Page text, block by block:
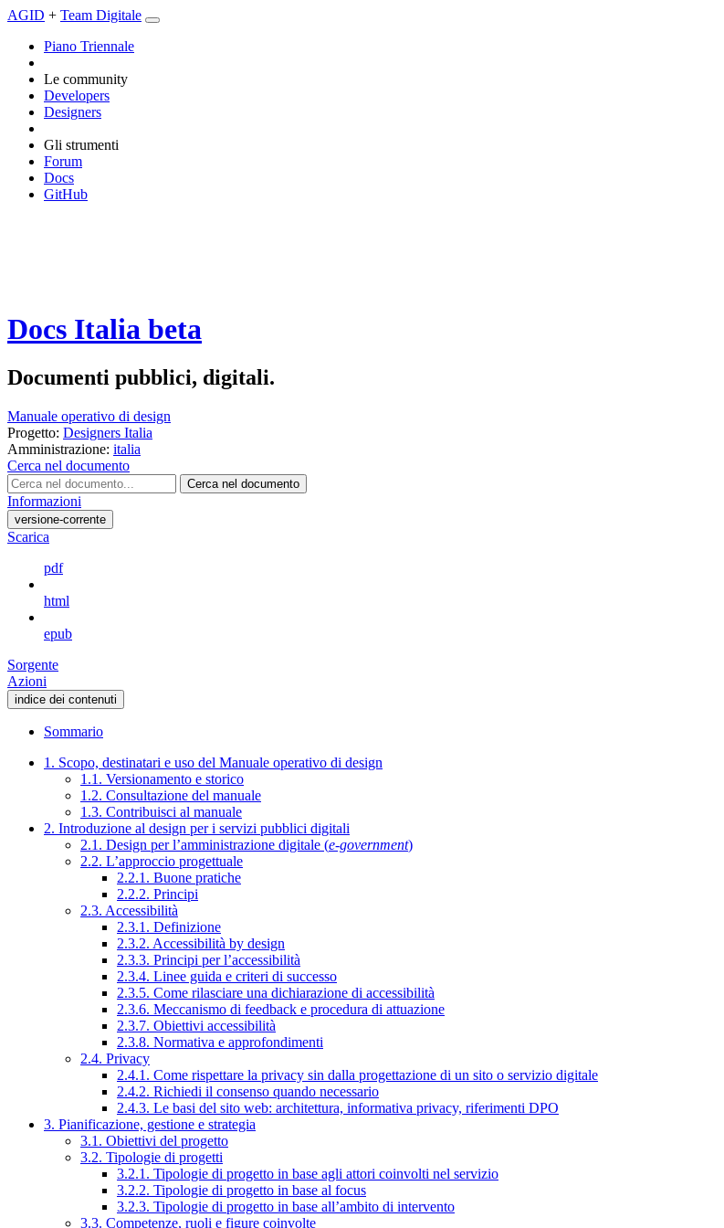
AGID + Team Digitale
Piano Triennale
Le community
Developers
Designers
Gli strumenti
Forum
Docs
GitHub
Docs Italia beta
Documenti pubblici, digitali.
Manuale operativo di design
Progetto: Designers Italia
Amministrazione: italia
Cerca nel documento
Cerca nel documento
Informazioni
versione-corrente
Scarica
pdf
html
epub
Sorgente
Azioni
indice dei contenuti
Sommario
1. Scopo, destinatari e uso del Manuale operativo di design
1.1. Versionamento e storico
1.2. Consultazione del manuale
1.3. Contribuisci al manuale
2. Introduzione al design per i servizi pubblici digitali
2.1. Design per l’amministrazione digitale (e-government)
2.2. L’approccio progettuale
2.2.1. Buone pratiche
2.2.2. Principi
2.3. Accessibilità
2.3.1. Definizione
2.3.2. Accessibilità by design
2.3.3. Principi per l’accessibilità
2.3.4. Linee guida e criteri di successo
2.3.5. Come rilasciare una dichiarazione di accessibilità
2.3.6. Meccanismo di feedback e procedura di attuazione
2.3.7. Obiettivi accessibilità
2.3.8. Normativa e approfondimenti
2.4. Privacy
2.4.1. Come rispettare la privacy sin dalla progettazione di un sito o servizio digitale
2.4.2. Richiedi il consenso quando necessario
2.4.3. Le basi del sito web: architettura, informativa privacy, riferimenti DPO
3. Pianificazione, gestione e strategia
3.1. Obiettivi del progetto
3.2. Tipologie di progetti
3.2.1. Tipologie di progetto in base agli attori coinvolti nel servizio
3.2.2. Tipologie di progetto in base al focus
3.2.3. Tipologie di progetto in base all’ambito di intervento
3.3. Competenze, ruoli e figure coinvolte